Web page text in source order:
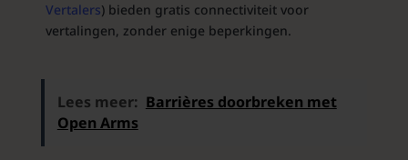
Vertalers) bieden gratis connectiviteit voor
vertalingen, zonder enige beperkingen.
Lees meer: Barrières doorbreken met
Open Arms